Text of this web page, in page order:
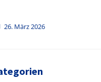
26. März 2026